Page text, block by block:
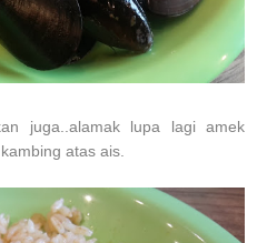
juga..alamak lupa lagi amek
atas ais.